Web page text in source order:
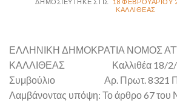
ΚΑΛΛΙΘΈΑΣ
ΕΛΛΗΝΙΚΗ ΔΗΜΟΚΡΑΤΙΑ ΝΟΜΟΣ
ΚΑΛΛΙΘΕΑΣ Καλλιθέα 18/2/
Συμβούλιο Αρ. Πρωτ. 8321 Π
Λαμβάνοντας υπόψη: Το άρθρο 67